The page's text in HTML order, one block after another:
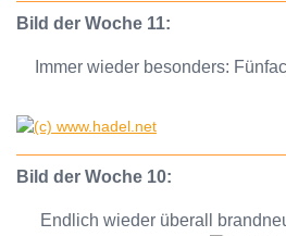
Bild der Woche 11:
Immer wieder besonders:
Bild der Woche 10:
Endlich wieder überall